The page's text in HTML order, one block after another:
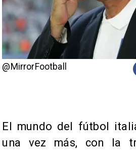
@MirrorFootball
El mundo del fútbol
una vez más, con la